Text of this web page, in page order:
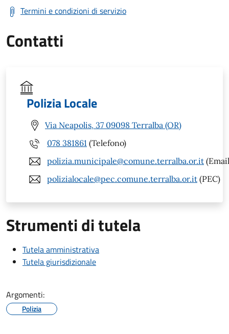
Termini e condizioni di servizio
Contatti
Polizia Locale
Via Neapolis, 37 09098 Terralba (OR)
078 381861 (Telefono)
polizia.municipale@comune.terralba.or.it
polizialocale@pec.comune.terralba.or.it (PEC)
Strumenti di tutela
Tutela amministrativa
Tutela giurisdizionale
Argomenti:
Polizia